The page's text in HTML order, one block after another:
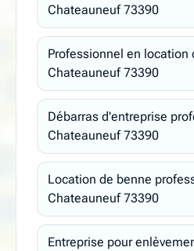
Chateauneuf 73390
Professionnel en location
Chateauneuf 73390
Débarras d'entreprise
Chateauneuf 73390
Location de benne
Chateauneuf 73390
Entreprise pour